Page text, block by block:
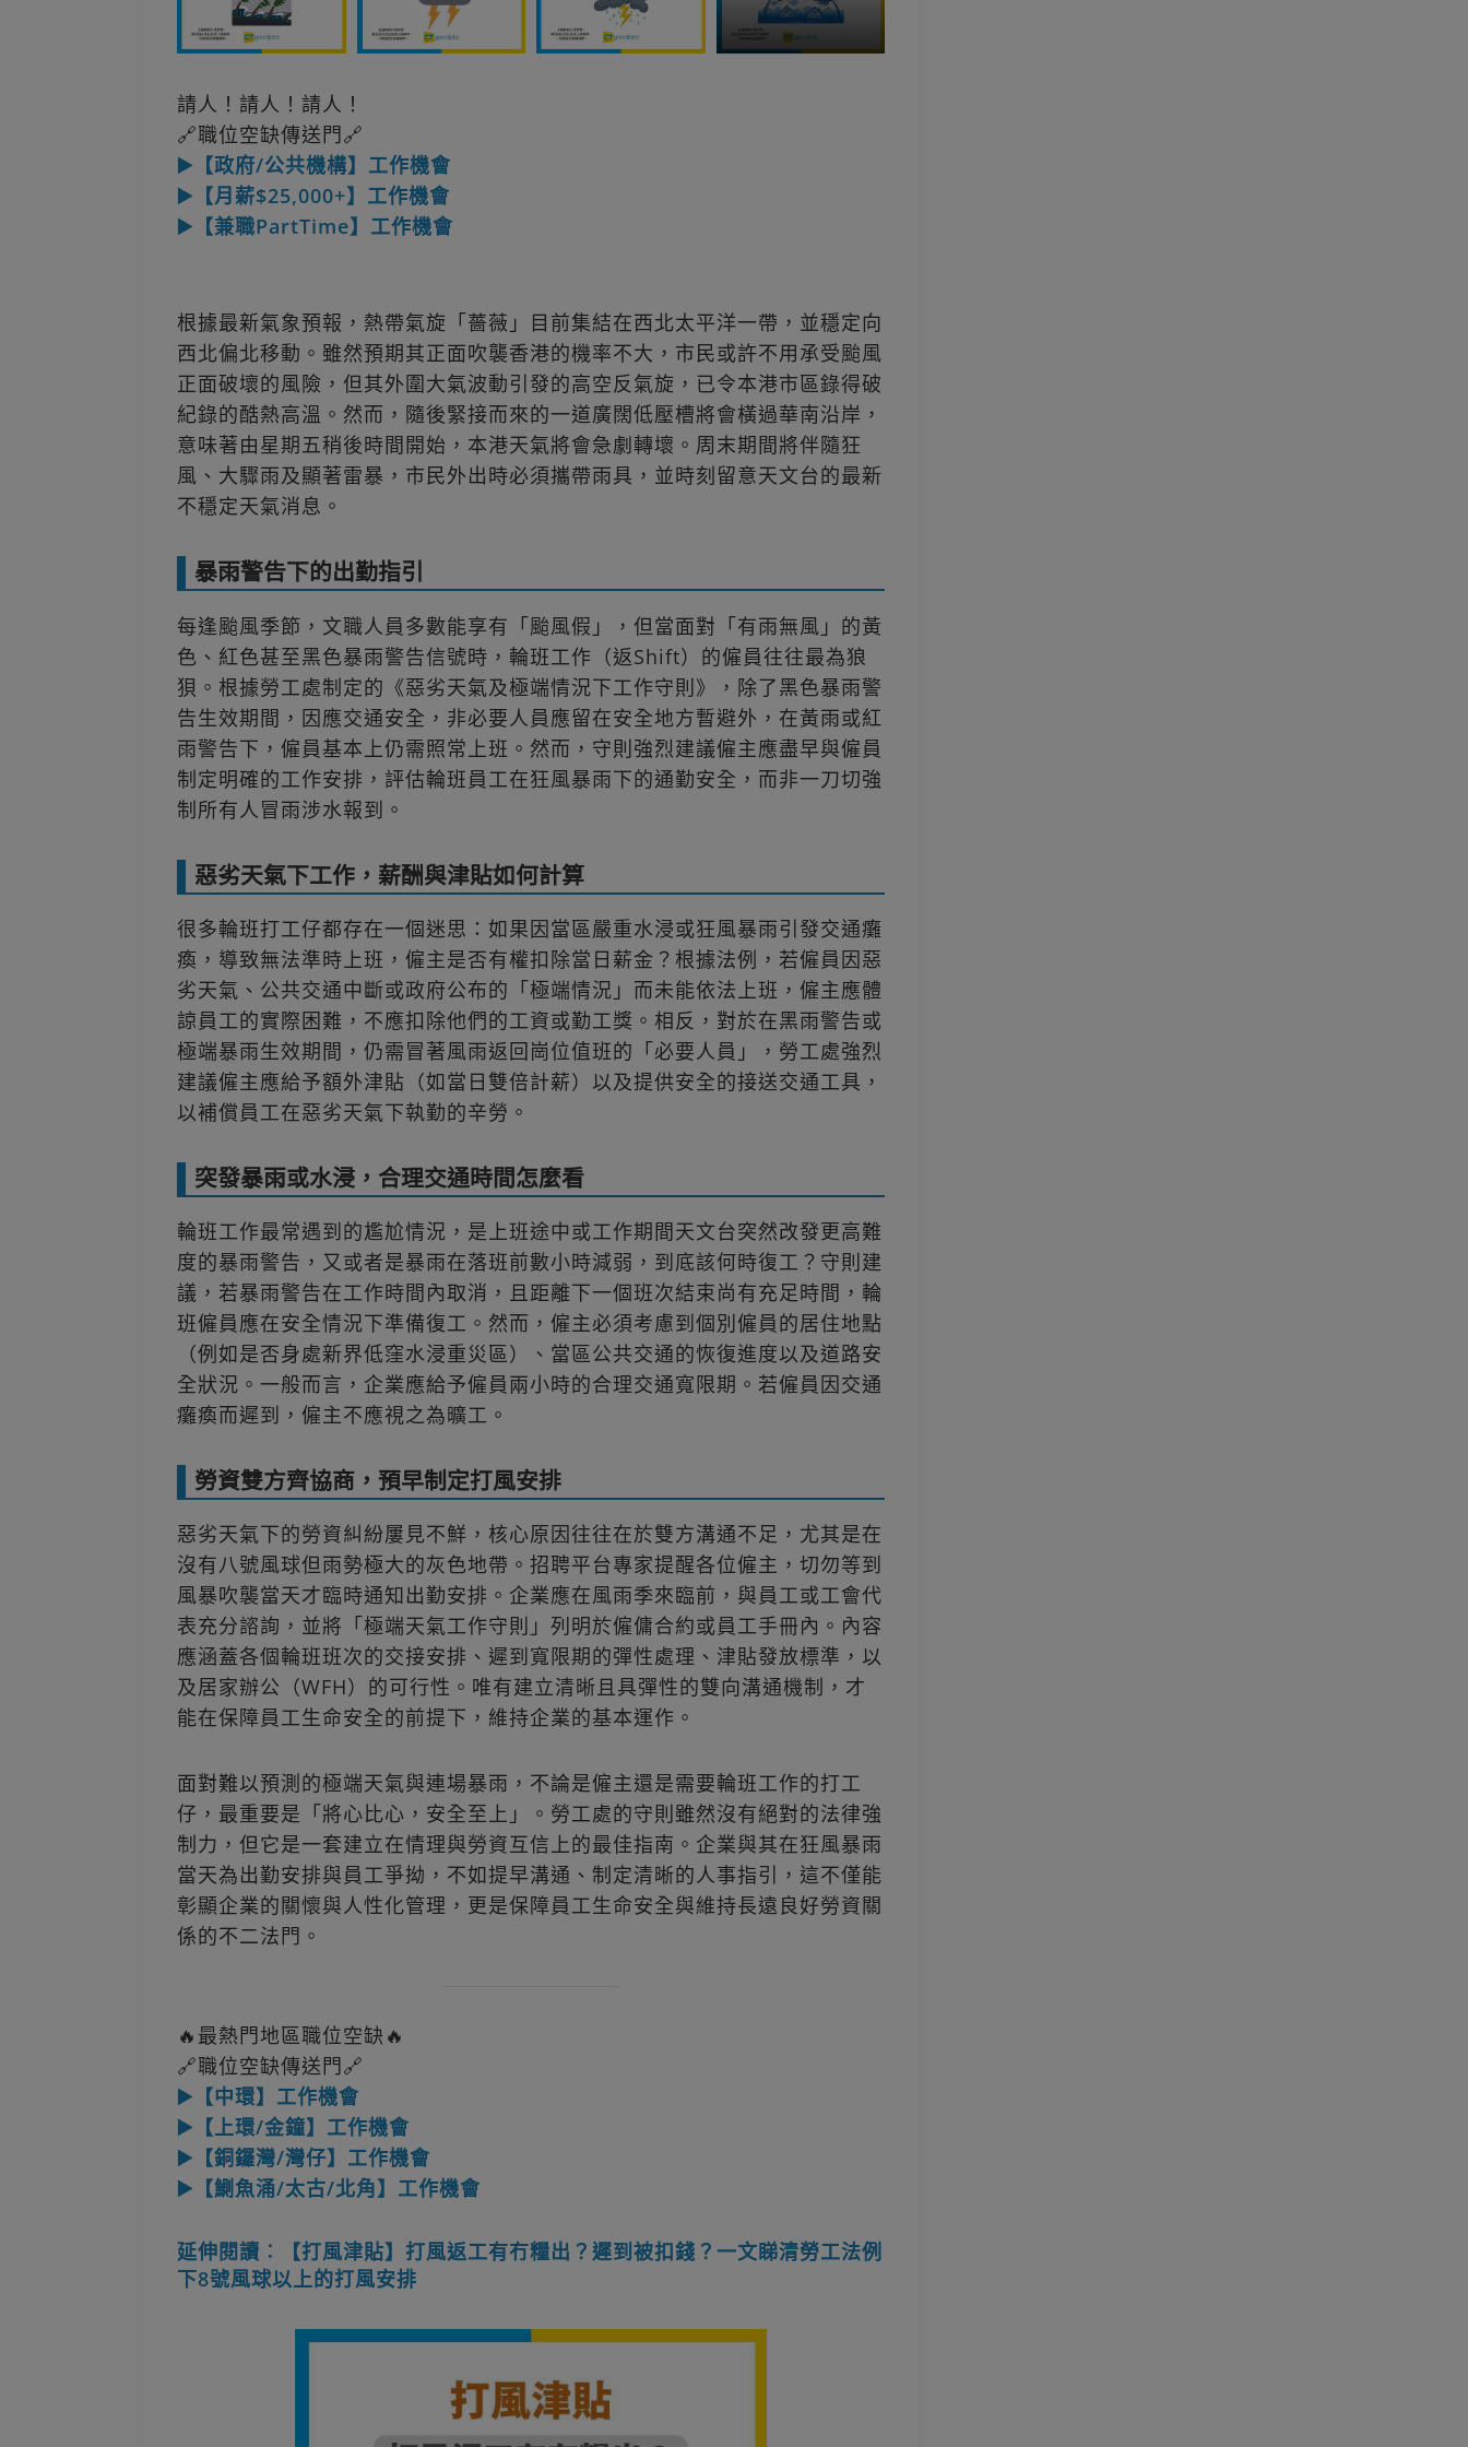
請人！請人！請人！
🔗職位空缺傳送門🔗
▶️【政府/公共機構】工作機會
▶️【月薪$25,000+】工作機會
▶️【兼職PartTime】工作機會
根據最新氣象預報，熱帶氣旋「薔薇」目前集結在西北太平洋一帶，並穩定向
西北偏北移動。雖然預期其正面吹襲香港的機率不大，市民或許不用承受颱風
正面破壞的風險，但其外圍大氣波動引發的高空反氣旋，已令本港市區錄得破
紀錄的酷熱高溫。然而，隨後緊接而來的一道廣闊低壓槽將會橫過華南沿岸，
意味著由星期五稍後時間開始，本港天氣將會急劇轉壞。周末期間將伴隨狂
風、大驟雨及顯著雷暴，市民外出時必須攜帶雨具，並時刻留意天文台的最新
不穩定天氣消息。
暴雨警告下的出勤指引
每逢颱風季節，文職人員多數能享有「颱風假」，但當面對「有雨無風」的黃
色、紅色甚至黑色暴雨警告信號時，輪班工作（返Shift）的僱員往往最為狼
狽。根據勞工處制定的《惡劣天氣及極端情況下工作守則》，除了黑色暴雨警
告生效期間，因應交通安全，非必要人員應留在安全地方暫避外，在黃雨或紅
雨警告下，僱員基本上仍需照常上班。然而，守則強烈建議僱主應盡早與僱員
制定明確的工作安排，評估輪班員工在狂風暴雨下的通勤安全，而非一刀切強
制所有人冒雨涉水報到。
惡劣天氣下工作，薪酬與津貼如何計算
很多輪班打工仔都存在一個迷思：如果因當區嚴重水浸或狂風暴雨引發交通癱
瘓，導致無法準時上班，僱主是否有權扣除當日薪金？根據法例，若僱員因惡
劣天氣、公共交通中斷或政府公布的「極端情況」而未能依法上班，僱主應體
諒員工的實際困難，不應扣除他們的工資或勤工獎。相反，對於在黑雨警告或
極端暴雨生效期間，仍需冒著風雨返回崗位值班的「必要人員」，勞工處強烈
建議僱主應給予額外津貼（如當日雙倍計薪）以及提供安全的接送交通工具，
以補償員工在惡劣天氣下執勤的辛勞。
突發暴雨或水浸，合理交通時間怎麼看
輪班工作最常遇到的尷尬情況，是上班途中或工作期間天文台突然改發更高難
度的暴雨警告，又或者是暴雨在落班前數小時減弱，到底該何時復工？守則建
議，若暴雨警告在工作時間內取消，且距離下一個班次結束尚有充足時間，輪
班僱員應在安全情況下準備復工。然而，僱主必須考慮到個別僱員的居住地點
（例如是否身處新界低窪水浸重災區）、當區公共交通的恢復進度以及道路安
全狀況。一般而言，企業應給予僱員兩小時的合理交通寬限期。若僱員因交通
癱瘓而遲到，僱主不應視之為曠工。
勞資雙方齊協商，預早制定打風安排
惡劣天氣下的勞資糾紛屢見不鮮，核心原因往往在於雙方溝通不足，尤其是在
沒有八號風球但雨勢極大的灰色地帶。招聘平台專家提醒各位僱主，切勿等到
風暴吹襲當天才臨時通知出勤安排。企業應在風雨季來臨前，與員工或工會代
表充分諮詢，並將「極端天氣工作守則」列明於僱傭合約或員工手冊內。內容
應涵蓋各個輪班班次的交接安排、遲到寬限期的彈性處理、津貼發放標準，以
及居家辦公（WFH）的可行性。唯有建立清晰且具彈性的雙向溝通機制，才
能在保障員工生命安全的前提下，維持企業的基本運作。
面對難以預測的極端天氣與連場暴雨，不論是僱主還是需要輪班工作的打工
仔，最重要是「將心比心，安全至上」。勞工處的守則雖然沒有絕對的法律強
制力，但它是一套建立在情理與勞資互信上的最佳指南。企業與其在狂風暴雨
當天為出勤安排與員工爭拗，不如提早溝通、制定清晰的人事指引，這不僅能
彰顯企業的關懷與人性化管理，更是保障員工生命安全與維持長遠良好勞資關
係的不二法門。
🔥最熱門地區職位空缺🔥
🔗職位空缺傳送門🔗
▶️【中環】工作機會
▶️【上環/金鐘】工作機會
▶️【銅鑼灣/灣仔】工作機會
▶️【鰂魚涌/太古/北角】工作機會
延伸閱讀︰【打風津貼】打風返工有冇糧出？遲到被扣錢？一文睇清勞工法例
下8號風球以上的打風安排